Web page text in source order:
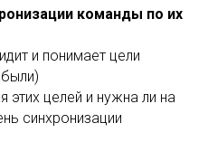
команды по их
и понимает цели
целей и нужна ли на
синхронизации